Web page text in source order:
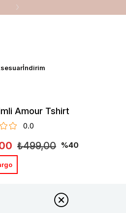
İndirim
Amour Tshirt
0.0
₺499,00 40